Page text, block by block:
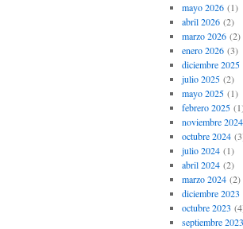
mayo 2026(1)
abril 2026(2)
marzo 2026(2)
enero 2026(3)
diciembre 2025
julio 2025(2)
mayo 2025(1)
febrero 2025
noviembre 2024
octubre 2024
julio 2024(1)
abril 2024(2)
marzo 2024(2)
diciembre 2023
octubre 2023
septiembre 2023